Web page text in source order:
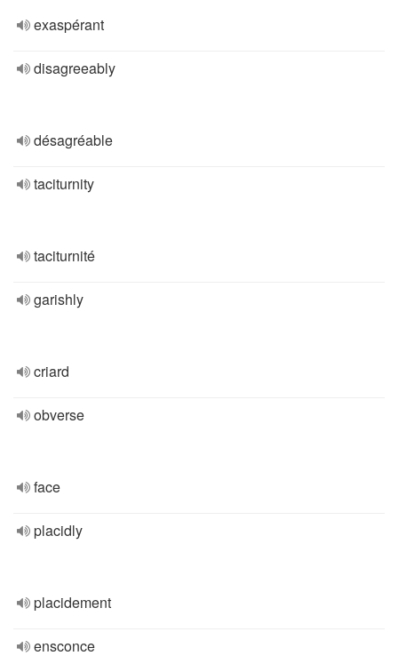
exaspérant
disagreeably
désagréable
taciturnity
taciturnité
garishly
criard
obverse
face
placidly
placidement
ensconce